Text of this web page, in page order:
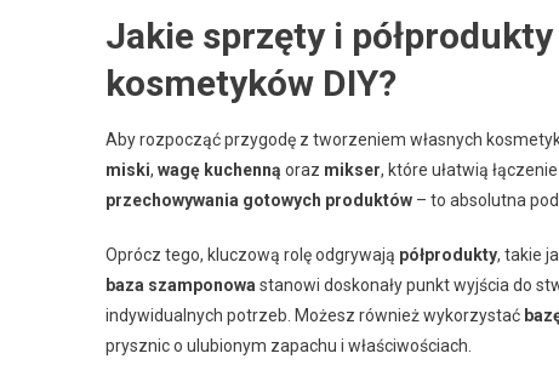
Jakie sprzęty i
kosmetyków DIY?
Aby rozpocząć przygodę z tworzeniem własnych
miski, wagę kuchenną oraz mikser, które ułatwią
przechowywania gotowych produktów – to absolutna
Oprócz tego, kluczową rolę odgrywają półprodukty, takie
baza szamponowa stanowi doskonały punkt wyjścia do
indywidualnych potrzeb. Możesz również wykorzystać
prysznic o ulubionym zapachu i właściwościach.